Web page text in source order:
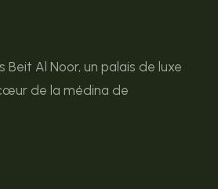
Beit Al Noor, un palais de luxe
de la médina de